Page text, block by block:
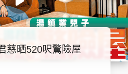
慈晒520呎驚險屋